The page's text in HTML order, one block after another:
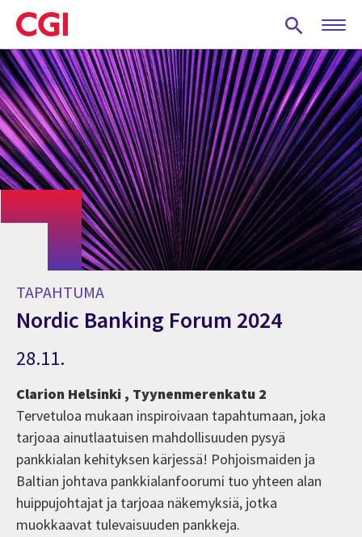
Skip
to
main
content
TAPAHTUMA
Nordic Banking Forum 2024
28.11.
Clarion Helsinki , Tyynenmerenkatu 2
Tervetuloa mukaan inspiroivaan tapahtumaan, joka
tarjoaa ainutlaatuisen mahdollisuuden pysyä
pankkialan kehityksen kärjessä! Pohjoismaiden ja
Baltian johtava pankkialanfoorumi tuo yhteen alan
huippujohtajat ja tarjoaa näkemyksiä, jotka
muokkaavat tulevaisuuden pankkeja.